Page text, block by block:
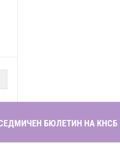
БЮЛЕТИН НА КНСБ